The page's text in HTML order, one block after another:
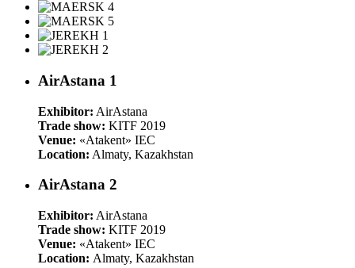
AirAstana 1
Exhibitor: AirAstana
Trade show: KITF 2019
Venue: «Atakent» IEC
Location: Almaty, Kazakhstan
AirAstana 2
Exhibitor: AirAstana
Trade show: KITF 2019
Venue: «Atakent» IEC
Location: Almaty, Kazakhstan